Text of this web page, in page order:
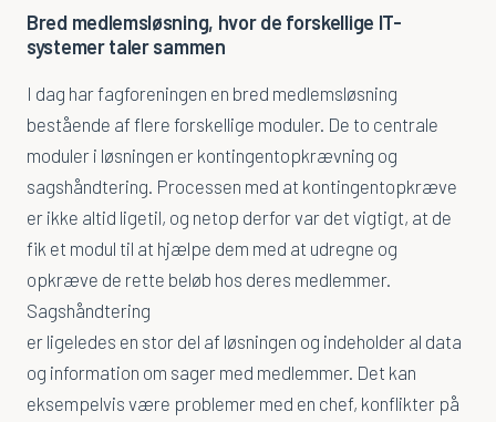
Ampleo Portal
CPQ
Microsoft Dynamics 365
Microsoft Power BI
Microsoft Power Platform
Microsoft PowerApps
PowerCRM
Viden
Videoer & Webinarer
Bred medlemsløsning, hvor de forskellige IT-
systemer taler sammen
I dag har fagforeningen en bred medlemsløsning
bestående af flere forskellige moduler. De to centrale
moduler i løsningen er kontingentopkrævning og
sagshåndtering. Processen med at kontingentopkræve
er ikke altid ligetil, og netop derfor var det vigtigt, at de
fik et modul til at hjælpe dem med at udregne og
opkræve de rette beløb hos deres medlemmer.
Sagshåndtering
er ligeledes en stor del af løsningen og indeholder al data
og information om sager med medlemmer. Det kan
eksempelvis være problemer med en chef, konflikter på